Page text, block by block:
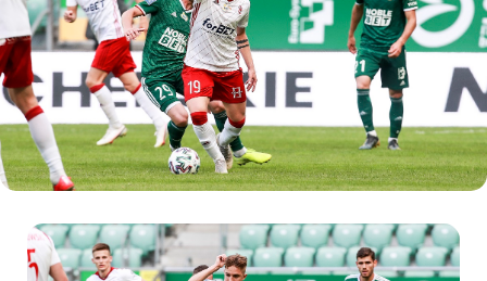
Biznes
Dla mediów
Kibice